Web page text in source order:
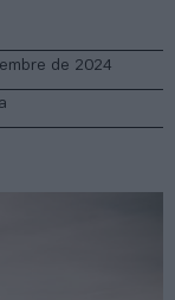
de 2024